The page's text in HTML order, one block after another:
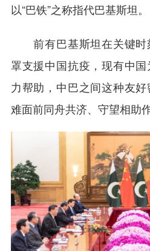
以“巴铁”之称指代巴基斯坦。
前有巴基斯坦在关键时
罩支援中国抗疫，现有中
力帮助，中巴之间这种友
难面前同舟共济、守望相助